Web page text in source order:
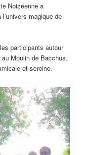
Noizéenne a
magique de
participants autour
Moulin de Bacchus.
et sereine.